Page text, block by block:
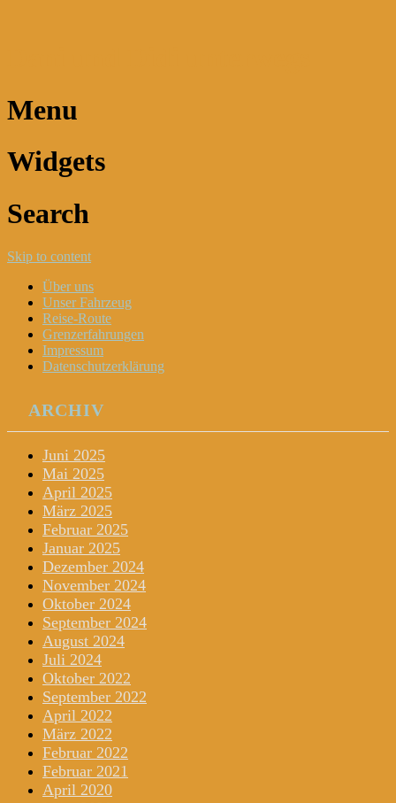
Menu
Widgets
Search
Skip to content
Über uns
Unser Fahrzeug
Reise-Route
Grenzerfahrungen
Impressum
Datenschutzerklärung
ARCHIV
Juni 2025
Mai 2025
April 2025
März 2025
Februar 2025
Januar 2025
Dezember 2024
November 2024
Oktober 2024
September 2024
August 2024
Juli 2024
Oktober 2022
September 2022
April 2022
März 2022
Februar 2022
Februar 2021
April 2020